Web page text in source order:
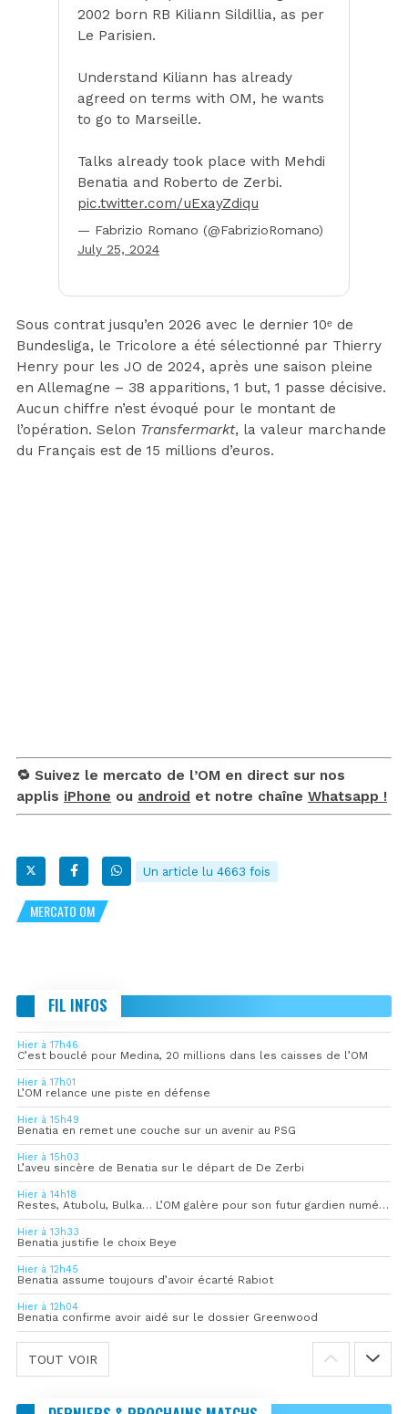
2002 born RB Kiliann Sildillia, as per
Le Parisien.
Understand Kiliann has already
agreed on terms with OM, he wants
to go to Marseille.
Talks already took place with Mehdi
Benatia and Roberto de Zerbi.
pic.twitter.com/uExayZdiqu
— Fabrizio Romano (@FabrizioRomano)
July 25, 2024
Sous contrat jusqu’en 2026 avec le dernier 10ᵉ de
Bundesliga, le Tricolore a été sélectionné par Thierry
Henry pour les JO de 2024, après une saison pleine
en Allemagne – 38 apparitions, 1 but, 1 passe décisive.
Aucun chiffre n’est évoqué pour le montant de
l’opération. Selon Transfermarkt, la valeur marchande
du Français est de 15 millions d’euros.
🔁 Suivez le mercato de l’OM en direct sur nos
applis iPhone ou android et notre chaîne Whatsapp !
Un article lu 4663 fois
MERCATO OM
FIL INFOS
Hier à 17h46
C’est bouclé pour Medina, 20 millions dans les caisses de l’OM
Hier à 17h01
L’OM relance une piste en défense
Hier à 15h49
Benatia en remet une couche sur un avenir au PSG
Hier à 15h03
L’aveu sincère de Benatia sur le départ de De Zerbi
Hier à 14h18
Restes, Atubolu, Bulka… L’OM galère pour son futur gardien numéro 1
Hier à 13h33
Benatia justifie le choix Beye
Hier à 12h45
Benatia assume toujours d’avoir écarté Rabiot
Hier à 12h04
Benatia confirme avoir aidé sur le dossier Greenwood
TOUT VOIR